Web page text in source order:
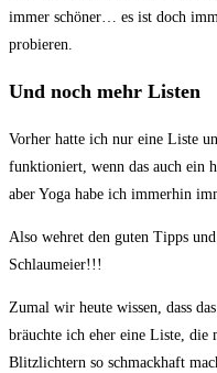
immer schöner… es ist doch
probieren.
Und noch mehr Listen
Vorher hatte ich nur eine Liste
funktioniert, wenn das auch ein
aber Yoga habe ich immerhin
Also wehret den guten Tipps
Schlaumeier!!!
Zumal wir heute wissen, dass
bräuchte ich eher eine Liste,
Blitzlichtern so schmackhaft